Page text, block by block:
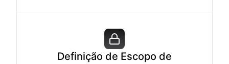
Definição de Escopo de